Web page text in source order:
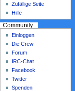
Zufällige Seite
Hilfe
Community
Einloggen
Die Crew
Forum
IRC-Chat
Facebook
Twitter
Spenden